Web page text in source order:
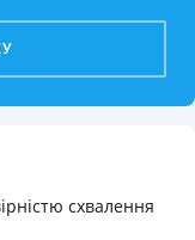
схвалення️